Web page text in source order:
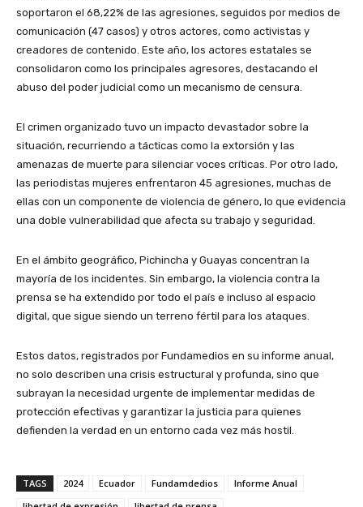
soportaron el 68,22% de las agresiones, seguidos por medios de
comunicación (47 casos) y otros actores, como activistas y
creadores de contenido. Este año, los actores estatales se
consolidaron como los principales agresores, destacando el
abuso del poder judicial como un mecanismo de censura.
El crimen organizado tuvo un impacto devastador sobre la
situación, recurriendo a tácticas como la extorsión y las
amenazas de muerte para silenciar voces críticas. Por otro lado,
las periodistas mujeres enfrentaron 45 agresiones, muchas de
ellas con un componente de violencia de género, lo que evidencia
una doble vulnerabilidad que afecta su trabajo y seguridad.
En el ámbito geográfico, Pichincha y Guayas concentran la
mayoría de los incidentes. Sin embargo, la violencia contra la
prensa se ha extendido por todo el país e incluso al espacio
digital, que sigue siendo un terreno fértil para los ataques.
Estos datos, registrados por Fundamedios en su informe anual,
no solo describen una crisis estructural y profunda, sino que
subrayan la necesidad urgente de implementar medidas de
protección efectivas y garantizar la justicia para quienes
defienden la verdad en un entorno cada vez más hostil.
TAGS 2024 Ecuador Fundamdedios
Informe Anual